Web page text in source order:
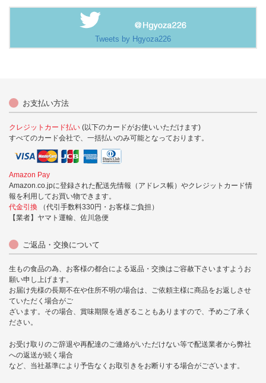
Tweets by Hgyoza226
お支払い方法
クレジットカード払い (以下のカードがお使いいただけます)
すべてのカード会社で、一括払いのみ可能となっております。
Amazon Pay
Amazon.co.jpに登録された配送先情報（アドレス帳）やクレジットカード情
報を利用してお買い物できます。
代金引換
（代引手数料330円・お客様ご負担）
【業者】ヤマト運輸、佐川急便
ご返品・交換について
生もの食品の為、お客様の都合による返品・交換はご容赦下さいますようお
願い申し上げます。
お届け先様の長期不在や住所不明の場合は、ご依頼主様に商品をお返しさせ
ていただく場合がご
ざいます。その場合、賞味期限を過ぎることもありますので、予めご了承く
ださい。
お受け取りのご辞退や再配達のご連絡がいただけない等で配送業者から弊社
への返送が続く場合
など、当社基準により予告なくお取引きをお断りする場合がございます。